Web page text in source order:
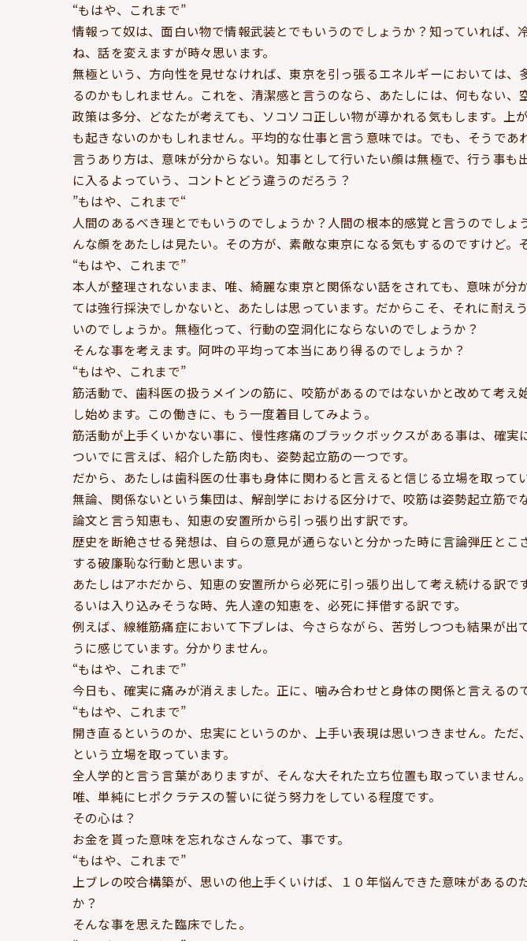
“もはや、これまで”
情報って奴は、面白い物で情報武装とでもいうのでしょうか？知っていれば
ね、話を変えますが時々思います。
無極という、方向性を見せなければ、東京を引っ張るエネルギーにおいては
るのかもしれません。これを、清潔感と言うのなら、あたしには、何もない
政策は多分、どなたが考えても、ソコソコ正しい物が導かれる気もします。
も起きないのかもしれません。平均的な仕事と言う意味では。でも、そうで
言うあり方は、意味が分からない。知事として行いたい顔は無極で、行う事
に入るよっていう、コントとどう違うのだろう？
”もはや、これまで“
人間のあるべき理とでもいうのでしょうか？人間の根本的感覚と言うのでし
んな顔をあたしは見たい。その方が、素敵な東京になる気もするのですけど
“もはや、これまで”
本人が整理されないまま、唯、綺麗な東京と関係ない話をされても、意味が
ては強行採決でしかないと、あたしは思っています。だからこそ、それに耐
いのでしょうか。無極化って、行動の空洞化にならないのでしょうか？
そんな事を考えます。阿吽の平均って本当にあり得るのでしょうか？
“もはや、これまで”
筋活動で、歯科医の扱うメインの筋に、咬筋があるのではないかと改めて考
し始めます。この働きに、もう一度着目してみよう。
筋活動が上手くいかない事に、慢性疼痛のブラックボックスがある事は、確実
ついでに言えば、紹介した筋肉も、姿勢起立筋の一つです。
だから、あたしは歯科医の仕事も身体に関わると言えると信じる立場を取ってい
無論、関係ないという集団は、解剖学における区分けで、咬筋は姿勢起立筋で
論文と言う知恵も、知恵の安置所から引っ張り出す訳です。
歴史を断絶させる発想は、自らの意見が通らないと分かった時に言論弾圧と
する破廉恥な行動と思います。
あたしはアホだから、知恵の安置所から必死に引っ張り出して考え続ける訳
るいは入り込みそうな時、先人達の知恵を、必死に拝借する訳です。
例えば、線維筋痛症において下ブレは、今さらながら、苦労しつつも結果が
うに感じています。分かりません。
“もはや、これまで”
今日も、確実に痛みが消えました。正に、噛み合わせと身体の関係と言えるの
“もはや、これまで”
開き直るというのか、忠実にというのか、上手い表現は思いつきません。た
という立場を取っています。
全人学的と言う言葉がありますが、そんな大それた立ち位置も取っていません。
唯、単純にヒポクラテスの誓いに従う努力をしている程度です。
その心は？
お金を貰った意味を忘れなさんなって、事です。
“もはや、これまで”
上ブレの咬合構築が、思いの他上手くいけば、１０年悩んできた意味がある
か？
そんな事を思えた臨床でした。